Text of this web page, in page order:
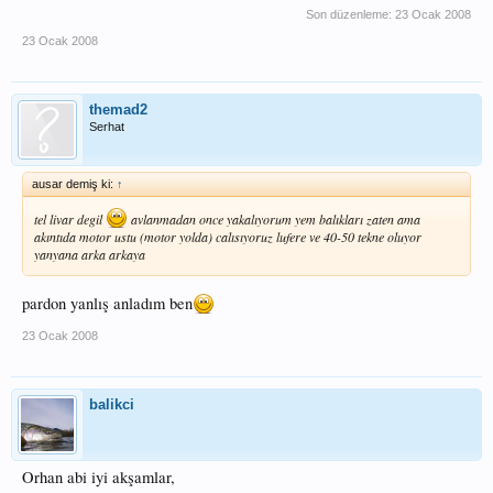
Son düzenleme: 23 Ocak 2008
23 Ocak 2008
themad2
Serhat
ausar demiş ki: ↑
tel livar degil
avlanmadan once yakalıyorum yem balıkları zaten ama
akıntıda motor ustu (motor yolda) calısıyoruz lufere ve 40-50 tekne oluyor
yanyana arka arkaya
pardon yanlış anladım ben
23 Ocak 2008
balikci
Orhan abi iyi akşamlar,